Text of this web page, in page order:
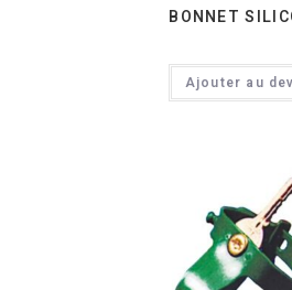
BONNET
Ajouter au